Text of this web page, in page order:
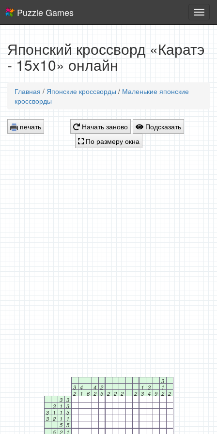
игры
Puzzle Games
Японский кроссворд «Каратэ
- 15x10» онлайн
Главная / Японские кроссворды / Маленькие японские
кроссворды
печать Начать заново
Подсказать
По размеру окна
3
3 4 4 2 1 3
1
2
1 6 2 5 2 2 2 2 3 4 9 2 2
3 3
3
1 3
3
1 1 3
3 2 1
1
5 5
5 2
1